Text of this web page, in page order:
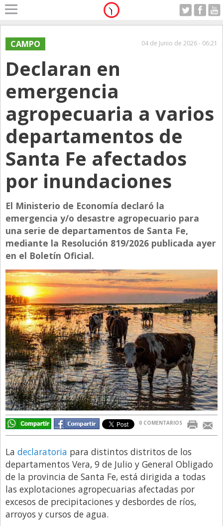
Home
A Motor
Alerta
Anticipo
Campo
Carrera & Emprendedores
Club House
Coleccionistas
Con Estilo
De Bolsillo
Diarios de Argentina
Diarios del Mundo
Directivos
Ecología y Ambiente
Economía
El Experto
El Innovador
El Precio Que Yo Ví
Entrevista
Entrevista Exclusiva
Finanzas
Gastronomia
Internacionales
La Opinión del Director
Libro de Quejas
Medios
Millonarios
Minuto Lanzamiento
Viernes 07.08.2026
CAMPO 04 de Junio de 2026 - 06:21
Declaran en
emergencia
agropecuaria a varios
departamentos de
Santa Fe afectados
por inundaciones
El Ministerio de Economía declaró la
emergencia y/o desastre agropecuario para
una serie de departamentos de Santa Fe,
mediante la Resolución 819/2026 publicada ayer
en el Boletín Oficial.
0 COMENTARIOS
La declaratoria para distintos distritos de los
departamentos Vera, 9 de Julio y General Obligado
de la provincia de Santa Fe, está dirigida a todas
las explotaciones agropecuarias afectadas por
excesos de precipitaciones y desbordes de ríos,
arroyos y cursos de agua.